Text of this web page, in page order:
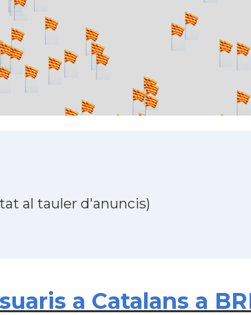
al tauler d'anuncis)
a Catalans a